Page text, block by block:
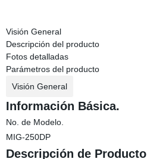
Visión General
Descripción del producto
Fotos detalladas
Parámetros del producto
Visión General
Información Básica.
No. de Modelo.
MIG-250DP
Descripción de Producto